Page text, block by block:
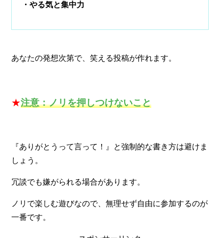
・やる気と集中力
あなたの発想次第で、笑える投稿が作れます。
★注意：ノリを押しつけないこと
『ありがとうって言って！』と強制的な書き方は避けま
しょう。
冗談でも嫌がられる場合があります。
ノリで楽しむ遊びなので、無理せず自由に参加するのが
一番です。